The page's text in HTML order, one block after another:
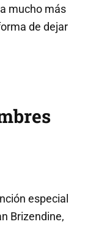
mucho más
de dejar
especial
Brizendine,